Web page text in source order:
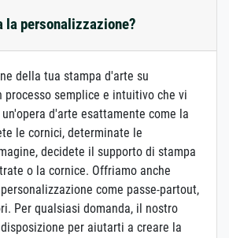
la personalizzazione?
della tua stampa d'arte su
processo semplice e intuitivo che vi
d'arte esattamente come la
le cornici, determinate le
decidete il supporto di stampa
o la cornice. Offriamo anche
come passe-partout,
Per qualsiasi domanda, il nostro
per aiutarti a creare la